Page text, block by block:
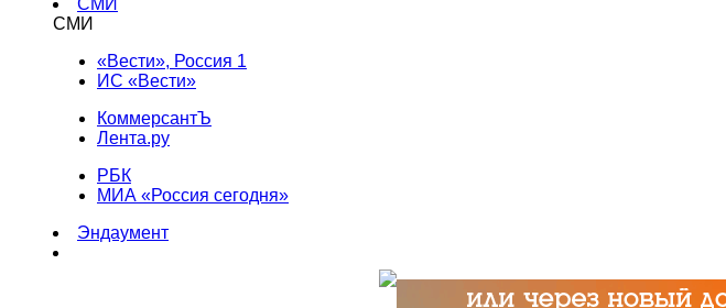
СМИ
СМИ
«Вести», Россия 1
ИС «Вести»
КоммерсантЪ
Лента.ру
РБК
МИА «Россия сегодня»
Эндаумент